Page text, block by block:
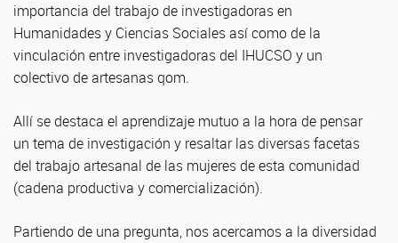
importancia del trabajo de investigadoras en
Humanidades y Ciencias Sociales así como de la
vinculación entre investigadoras del IHUCSO y un
colectivo de artesanas qom.
Allí se destaca el aprendizaje mutuo a la hora de pensar
un tema de investigación y resaltar las diversas facetas
del trabajo artesanal de las mujeres de esta comunidad
(cadena productiva y comercialización).
Partiendo de una pregunta, nos acercamos a la diversidad